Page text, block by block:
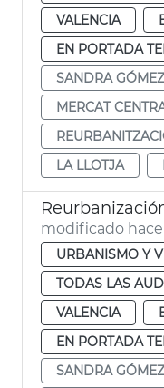
VALENCIA
EN PORTADA
SANDRA GÓMEZ
MERCAT
LA LLOTJA
modificado
URBANISMO Y
TODAS LAS
VALENCIA
EN PORTADA
SANDRA GÓMEZ